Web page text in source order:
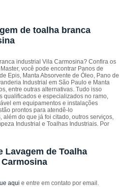
de toalha branca
industrial Vila Carmosina? Confira os
você pode encontrar Panos de
Epis, Manta Absorvente de Óleo, Pano de
Industrial em São Paulo e Manta
entre outras alternativas. Tudo isso
qualificados e especializados no ramo,
em equipamentos e instalações
prontos para atendê-lo
do que já foi citado, outros serviços,
Industrial e Toalhas Industriais. Por
Lavagem de Toalha
aqui e entre em contato por email.